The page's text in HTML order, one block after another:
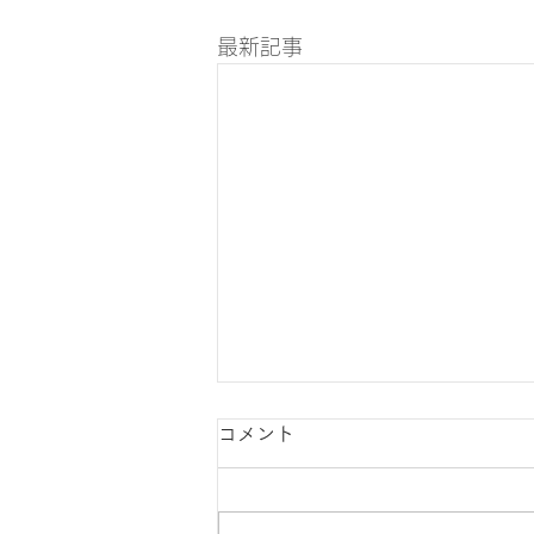
最新記事
コメント